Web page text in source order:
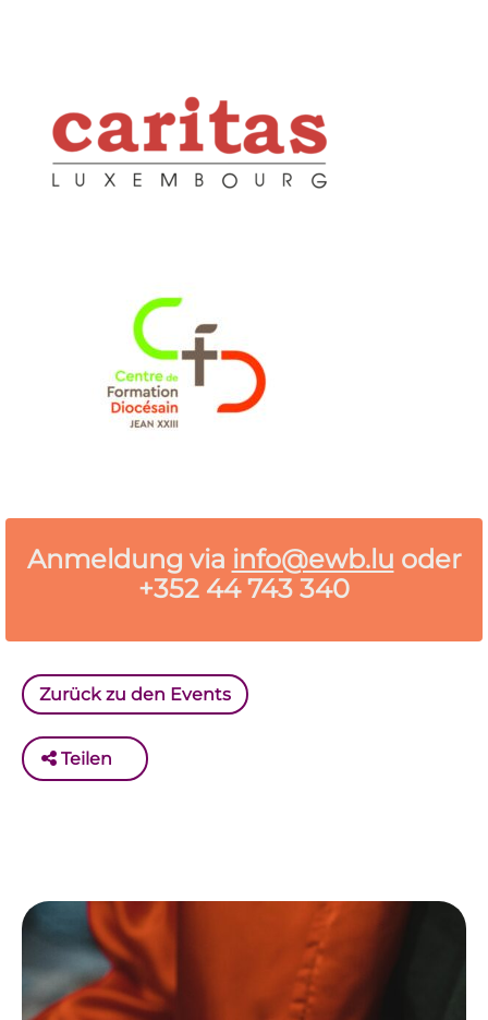
Anmeldung via info@ewb.lu oder
+352 44 743 340
Zurück zu den Events
Teilen